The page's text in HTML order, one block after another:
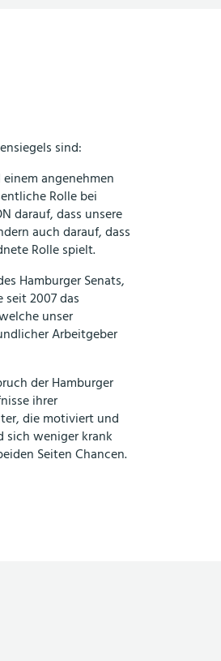
sind:
angenehmen
Rolle bei
darauf, dass unsere
auch darauf, dass
Rolle spielt.
Hamburger Senats,
2007 das
unser
Arbeitgeber
der Hamburger
ihrer
die motiviert und
sich weniger krank
Seiten Chancen.